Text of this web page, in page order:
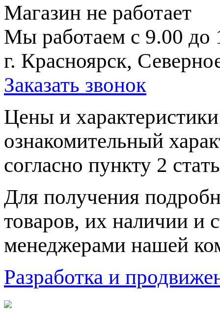
Магазин не работает
Мы работаем с 9.00 до
г. Красноярск,
Заказать звонок
Цeны и
ознакомительный
согласно пункту 2
Для пoлучения
товaров, их нaличии и
менеджерами нашей
Разработка и